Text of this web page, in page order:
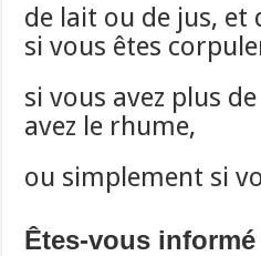
de lait ou de jus, et
si vous êtes
si vous avez plus
avez le rhume,
ou simplement si
Êtes-vous informé